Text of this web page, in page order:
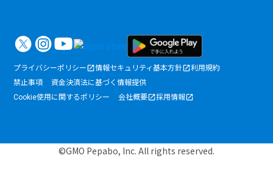
プライバシーポリシー 情報セキュリティ基本方針
利用規約
禁止事項
資金決済法に基づく情報提供
Cookie使用に関するポリシー
会社概要 採用情報
©GMO Pepabo, Inc. All rights reserved.